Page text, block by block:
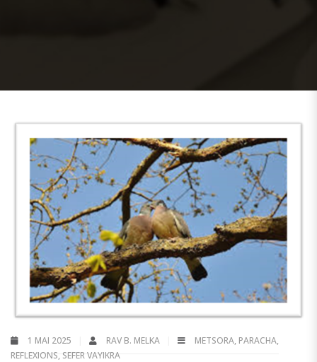
1 MAI 2025 RAV B. MELKA METSORA, PARACHA,
REFLEXIONS, SEFER VAYIKRA